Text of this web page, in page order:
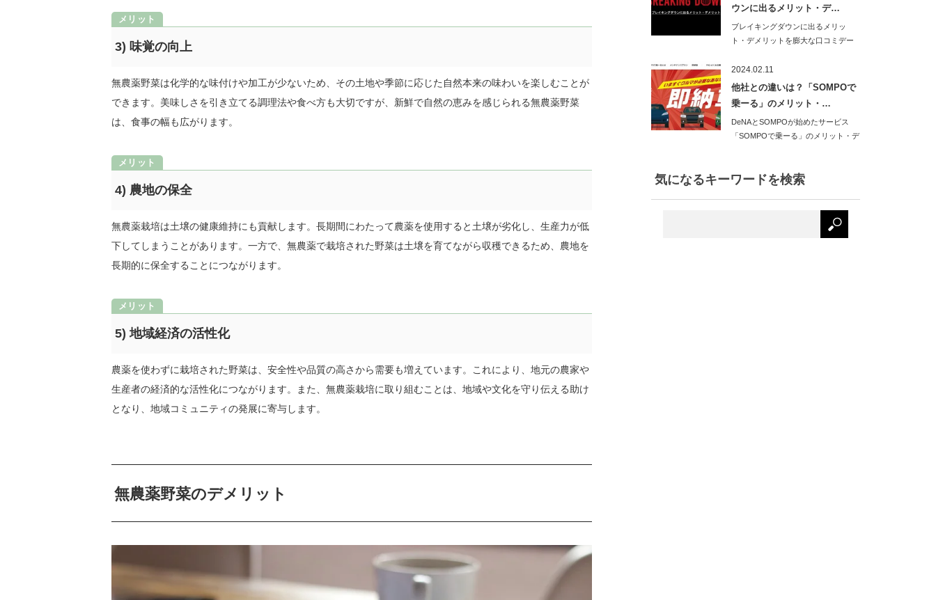
3) 味覚の向上
無農薬野菜は化学的な味付けや加工が少ないため、その土地や季節に応じた自然本来の味わいを楽しむことが
できます。美味しさを引き立てる調理法や食べ方も大切ですが、新鮮で自然の恵みを感じられる無農薬野菜
は、食事の幅も広がります。
4) 農地の保全
無農薬栽培は土壌の健康維持にも貢献します。長期間にわたって農薬を使用すると土壌が劣化し、生産力が低
下してしまうことがあります。一方で、無農薬で栽培された野菜は土壌を育てながら収穫できるため、農地を
長期的に保全することにつながります。
5) 地域経済の活性化
農薬を使わずに栽培された野菜は、安全性や品質の高さから需要も増えています。これにより、地元の農家や
生産者の経済的な活性化につながります。また、無農薬栽培に取り組むことは、地域や文化を守り伝える助け
となり、地域コミュニティの発展に寄与します。
無農薬野菜のデメリット
ウンに出るメリット・デ…
ブレイキングダウンに出るメリッ
ト・デメリットを膨大な口コミデー
2024.02.11
他社との違いは？「SOMPOで
乗ーる」のメリット・…
DeNAとSOMPOが始めたサービス
「SOMPOで乗ーる」のメリット・デ
気になるキーワードを検索